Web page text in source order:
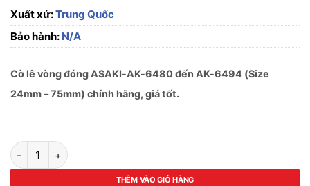
Xuất xứ:Trung Quốc
Bảo hành: N/A
Cờ lê vòng đóng ASAKI-AK-6480 đến AK-6494 (Size
24mm – 75mm) chính hãng, giá tốt.
Cờ lê vòng đóng ASAKI-AK-6480 đến AK-6494 (Size 24mm
THÊM VÀO GIỎ HÀNG